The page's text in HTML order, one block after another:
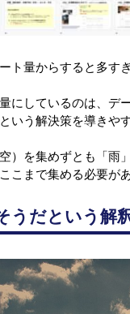
ト量からすると多す
にしているのは、デ
いう解決策を導きや
）を集めずとも「雨
こまで集める必要が
うだという解